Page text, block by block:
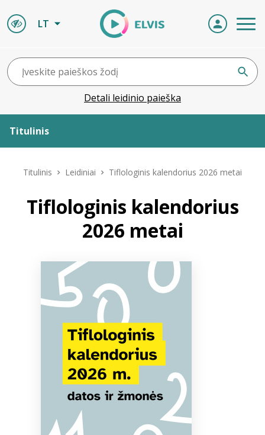
LT
Detali leidinio paieška
Titulinis
Leidiniai
Naujienos
Bibliotekoms
info@elvislab.lt
Titulinis Leidiniai Tiflologinis kalendorius 2026 metai
Tiflologinis kalendorius
2026 metai